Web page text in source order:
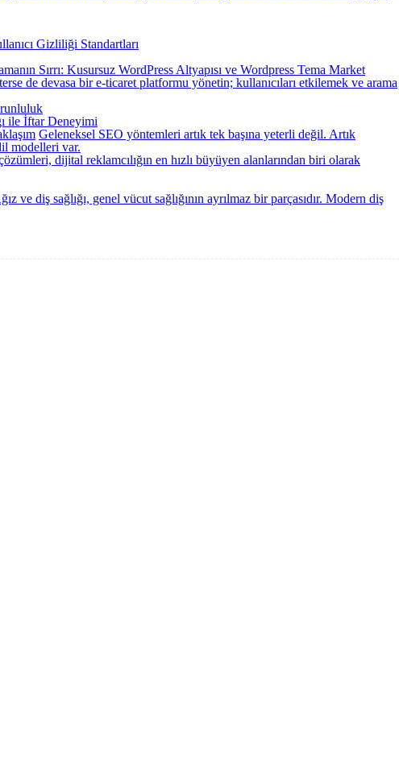
Gizliliği Standartları
Sırrı: Kusursuz WordPress Altyapısı ve Wordpress Tema Market
de devasa bir e-ticaret platformu yönetin; kullanıcıları etkilemek ve arama
ile İftar Deneyimi
Geleneksel SEO yöntemleri artık tek başına yeterli değil. Artık
modelleri var.
dijital reklamcılığın en hızlı büyüyen alanlarından biri olarak
ve diş sağlığı, genel vücut sağlığının ayrılmaz bir parçasıdır. Modern diş